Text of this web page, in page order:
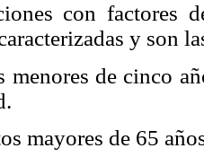
con factores
y son
menores de cinco
mayores de 65